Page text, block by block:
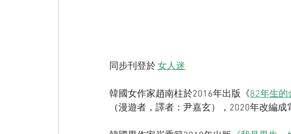
同步刊登於 女人迷
韓國女作家趙南柱於2016年出版《82年生的
（漫遊者，譯者：尹嘉玄），2020年改編